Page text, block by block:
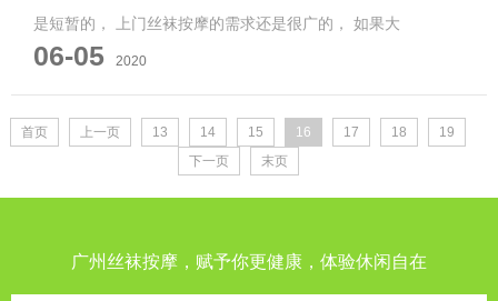
是短暂的， 上门丝袜按摩的需求还是很广的， 如果大
06-05 2020
首页 上一页 13 14 15 16 17 18
19
下一页
末页
广州丝袜按摩，赋予你更健康，体验休闲自在